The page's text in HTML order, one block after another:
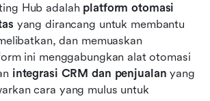
Hub adalah platform otomasi
yang dirancang untuk membantu
dan memuaskan
ini menggabungkan alat otomasi
integrasi CRM dan penjualan yang
cara yang mulus untuk